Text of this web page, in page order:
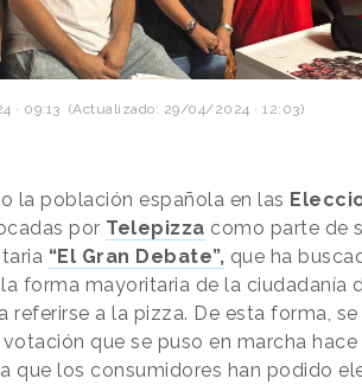
· 09:13 (Actualizado: 29/04/2024 · 12:03)
la población española en las
por Telepizza como parte de
“El Gran Debate”, que ha
forma mayoritaria de la ciudadanía
referirse a la pizza. De esta forma, se
que se puso en marcha hace
que los consumidores han podido